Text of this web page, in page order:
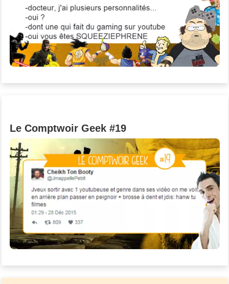
Le Comptwoir Geek #19
Un Thread
C'EST PARTI